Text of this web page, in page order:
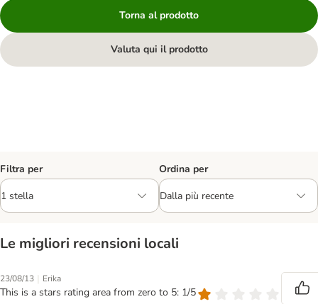
Torna al prodotto
Valuta qui il prodotto
Filtra per Ordina per
Le migliori recensioni locali
23/08/13 | Erika
This is a stars rating area from zero to 5: 1/5